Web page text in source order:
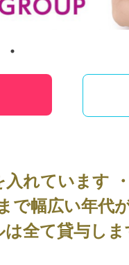
れています
で幅広い年代
全て貸与しま